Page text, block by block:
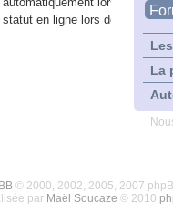
La
statut en ligne lors de cette
© 2000, 2002, 2005, 2007
par Maël Soucaze © 2010